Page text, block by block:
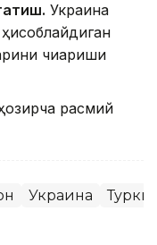
Украина
чиқариши
расмий
Украина